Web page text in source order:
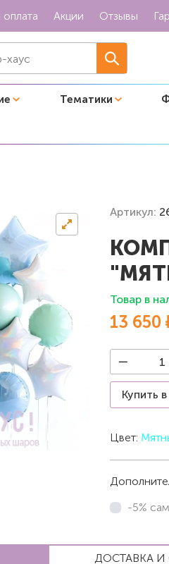
Акции Отзывы
Тематики
Артикул:
Товар в
13 650
Купить
Цвет:
-5%
ДОСТАВКА И